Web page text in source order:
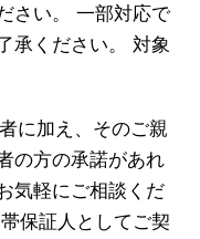
さい。 一部対応で
承ください。 対象
に加え、そのご親
の方の承諾があれ
気軽にご相談くだ
保証人としてご契